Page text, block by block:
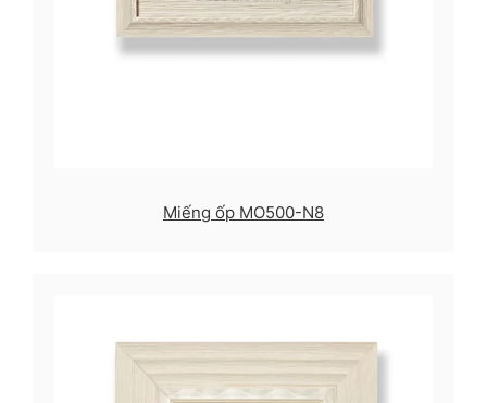
Miếng ốp MO500-N8